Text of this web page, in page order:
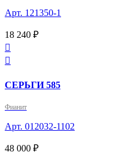
Арт. 121350-1
18 240 ₽


СЕРЬГИ 585
Фианит
Арт. 012032-1102
48 000 ₽